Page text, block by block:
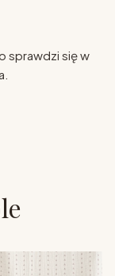
sprawdzi się w